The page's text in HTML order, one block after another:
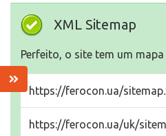
XML Sitemap
Perfeito, o site tem um
https://ferocon.ua/
https://ferocon.ua/uk/